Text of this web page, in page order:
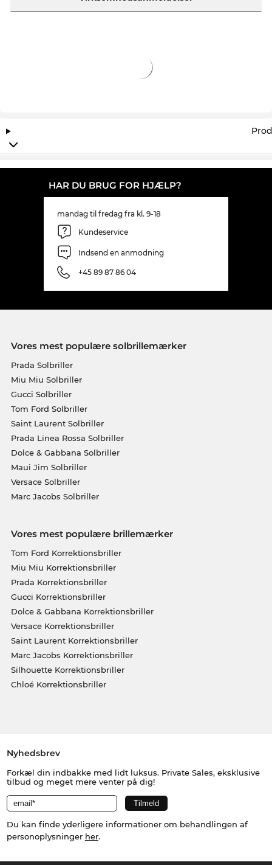
HAR DU BRUG FOR HJÆLP?
mandag til fredag fra kl. 9-18
Kundeservice
Indsend en anmodning
+45 89 87 86 04
Vores mest populære solbrillemærker
Prada Solbriller
Miu Miu Solbriller
Gucci Solbriller
Tom Ford Solbriller
Saint Laurent Solbriller
Prada Linea Rossa Solbriller
Dolce & Gabbana Solbriller
Maui Jim Solbriller
Versace Solbriller
Marc Jacobs Solbriller
Vores mest populære brillemærker
Tom Ford Korrektionsbriller
Miu Miu Korrektionsbriller
Prada Korrektionsbriller
Gucci Korrektionsbriller
Dolce & Gabbana Korrektionsbriller
Versace Korrektionsbriller
Saint Laurent Korrektionsbriller
Marc Jacobs Korrektionsbriller
Silhouette Korrektionsbriller
Chloé Korrektionsbriller
Nyhedsbrev
Forkæl din indbakke med lidt luksus. Private Sales, eksklusive
tilbud og meget mere venter på dig!
Du kan finde yderligere informationer om behandlingen af
personoplysninger her.